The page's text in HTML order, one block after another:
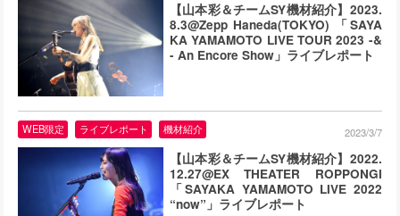
【山本彩＆チームSY機材紹介】2023.
8.3@Zepp Haneda(TOKYO) 「SAYA
KA YAMAMOTO LIVE TOUR 2023 -&
- An Encore Show」ライブレポート
【山本彩＆チームSY機材紹介】2022.
12.27@EX THEATER ROPPONGI
「SAYAKA YAMAMOTO LIVE 2022
“now”」ライブレポート
WEB限定 ライブレポート 機材紹介 2023/3/7